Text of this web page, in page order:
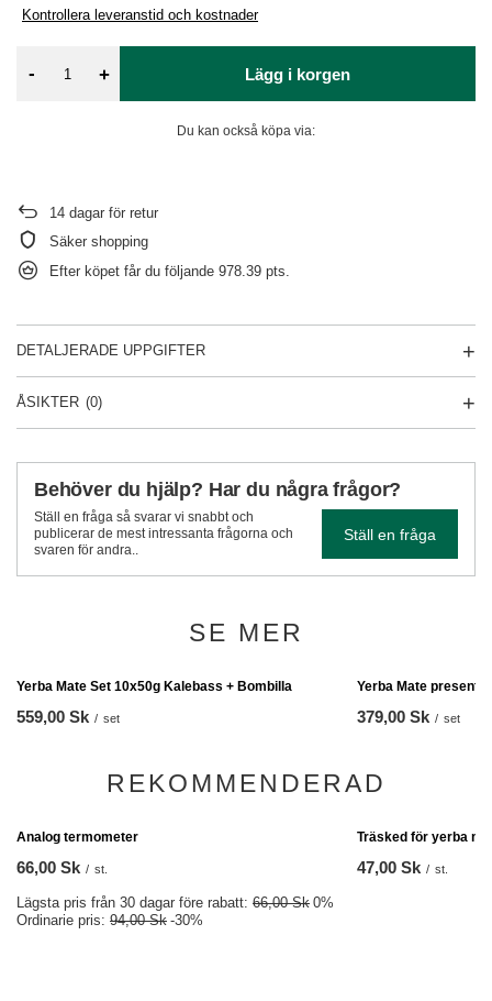
Kontrollera leveranstid och kostnader
- + Lägg i korgen
Du kan också köpa via:
14 dagar för retur
Säker shopping
Efter köpet får du följande 978.39 pts.
DETALJERADE UPPGIFTER
ÅSIKTER (0)
Behöver du hjälp? Har du några frågor?
Ställ en fråga så svarar vi snabbt och
publicerar de mest intressanta frågorna och
svaren för andra..
Ställ en fråga
SE MER
Yerba Mate Set 10x50g Kalebass + Bombilla
Yerba Mate
379,00 Sk / set